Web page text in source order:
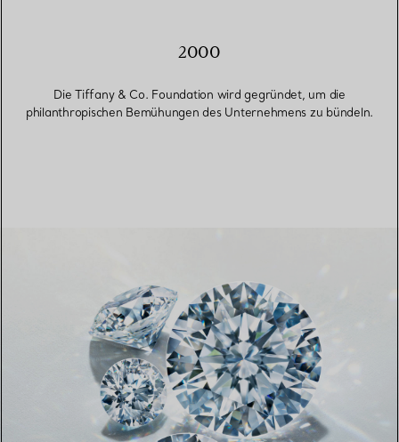
2000
Die Tiffany & Co. Foundation wird gegründet, um die
philanthropischen Bemühungen des Unternehmens zu bündeln.